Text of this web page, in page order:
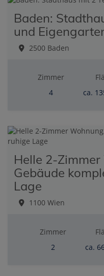
Baden:
und
2500 Baden
Zimmer
4
ca.
Helle 2-
Gebäude
Lage
1100 Wien
Zimmer
2
ca.